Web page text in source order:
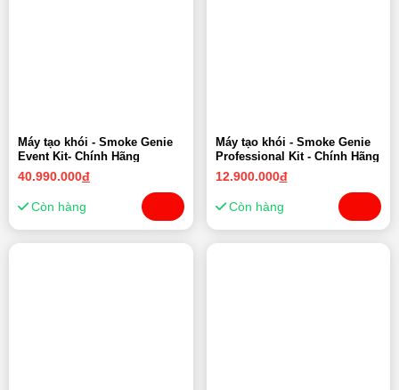
Máy tạo khói - Smoke Genie
Event Kit- Chính Hãng
40.990.000đ
Còn hàng
Máy tạo khói - Smoke Genie
Professional Kit - Chính Hãng
12.900.000đ
Còn hàng